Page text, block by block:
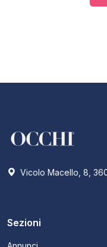
Vicolo Macello, 8,
Sezioni